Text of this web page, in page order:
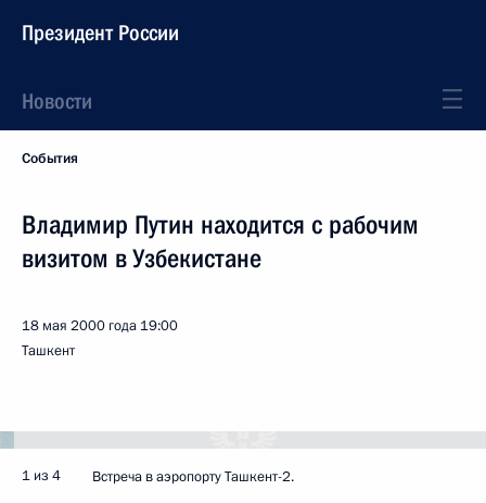
Президент России
Новости
События
Владимир Путин находится с рабочим
визитом в Узбекистане
18 мая 2000 года 19:00
Ташкент
1 из 4 Встреча в аэропорту Ташкент-2.